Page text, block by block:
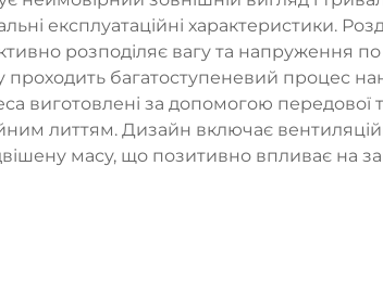
експлуатаційні характеристики.
розподіляє вагу та напруження
проходить багатоступеневий процес
виготовлені за допомогою передової
литтям. Дизайн включає
масу, що позитивно впливає на